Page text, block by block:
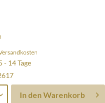
- 14 Tage
In den Warenkorb